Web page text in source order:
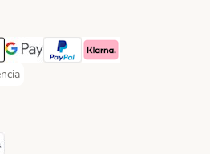
Payment Method
Payment Method
Google Pay Payment Method
PayPal Payment Method
Klarna Payment Method
Payment Method
Method
Shipping Method
paack Shipping Method